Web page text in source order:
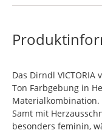
Das Dirndl
Ton Farbgebung in
Materialkombination.
Samt mit
besonders feminin,